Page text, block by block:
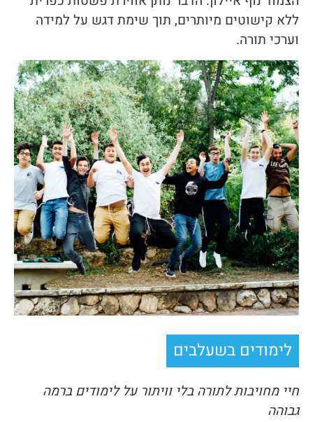
ללא קישוטים מיותרים, תוך שימת דגש על למידה
וערכי תורה.
לימודים בשעלבים
חיי מחויבות לתורה בלי וויתור על לימודים ברמה
גבוהה